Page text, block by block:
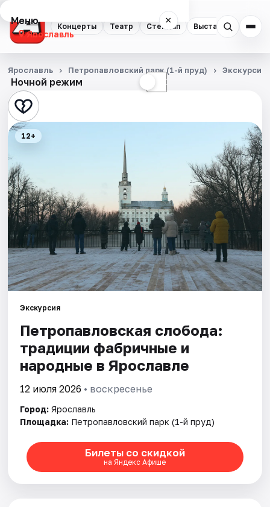
Концерты Театр Стендап Выставки
Меню ×
Ярославль
Концерты
Театр
Стендап
Квесты
Экскурсии
События
Города
Артисты
Рейтинги
Ночной режим ☾
Ярославль Петропавловский парк (1-й пруд) Экскурсии
12+
Экскурсия
Петропавловская слобода:
традиции фабричные и
народные в Ярославле
12 июля 2026 • воскресенье
Город: Ярославль
Площадка: Петропавловский парк (1-й пруд)
Билеты со скидкой
на Яндекс Афише